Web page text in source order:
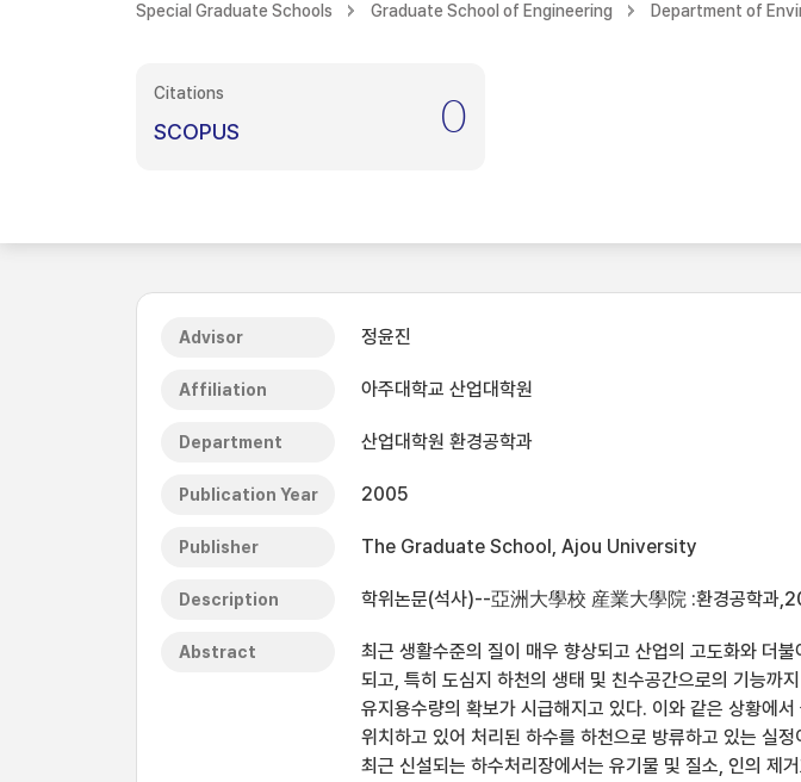
Special Graduate Schools Graduate School of Engineering Department of
Citations
SCOPUS 0
Advisor 정윤진
Affiliation 아주대학교 산업대학원
Department 산업대학원 환경공학과
Publication Year 2005
Publisher The Graduate School, Ajou University
Description 학위논문(석사)--亞洲大學校 産業大學院 :환경공학과
Abstract
최근 생활수준의 질이 매우 향상되고 산업의 고도화와 더
되고, 특히 도심지 하천의 생태 및 친수공간으로의 기능까
유지용수량의 확보가 시급해지고 있다. 이와 같은 상황에
위치하고 있어 처리된 하수를 하천으로 방류하고 있는 실
최근 신설되는 하수처리장에서는 유기물 및 질소, 인의 제